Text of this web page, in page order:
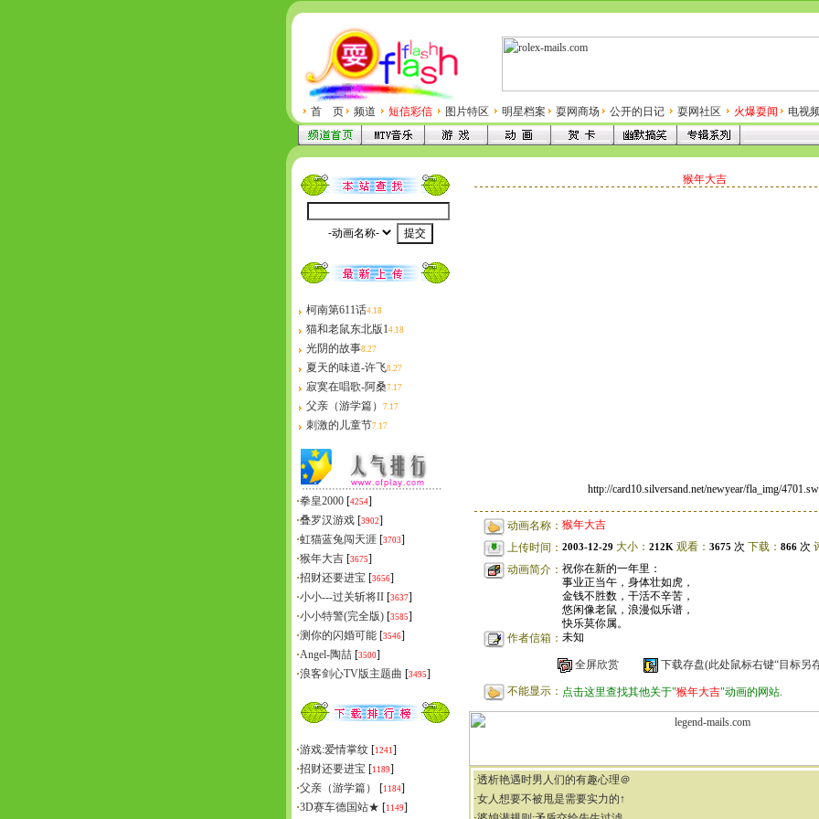
首 页 频道 短信彩信 图片特区 明星档案 耍网商场 公开的日记 耍网社区 火爆耍闻 电视
柯南第611话4.18
猫和老鼠东北版14.18
光阴的故事8.27
夏天的味道-许飞8.27
寂寞在唱歌-阿桑7.17
父亲（游学篇） 7.17
刺激的儿童节7.17
·拳皇2000 [4254]
·叠罗汉游戏 [3902]
·虹猫蓝兔闯天涯 [3703]
·猴年大吉 [3675]
·招财还要进宝 [3656]
·小小---过关斩将II [3637]
·小小特警(完全版) [3585]
·测你的闪婚可能 [3546]
·Angel-陶喆 [3500]
·浪客剑心TV版主题曲 [3495]
·游戏:爱情掌纹 [1241]
·招财还要进宝 [1189]
·父亲（游学篇） [1184]
·3D赛车德国站★ [1149]
猴年大吉
http://card10.silversand.net/newyear/fla_img/
动画名称： 猴年大吉
上传时间： 2003-12-29 大小： 212K 观看： 3675 次 下载： 866 次
动画简介： 祝你在新的一年里：
事业正当午，身体壮如虎，
金钱不胜数，干活不辛苦，
悠闲像老鼠，浪漫似乐谱，
快乐莫你属。
作者信箱： 未知
全屏欣赏 下载存盘(此处鼠标右键“目标另
不能显示： 点击这里查找其他关于"猴年大吉"动画的网站.
·透析艳遇时男人们的有趣心理＠
·女人想要不被甩是需要实力的↑